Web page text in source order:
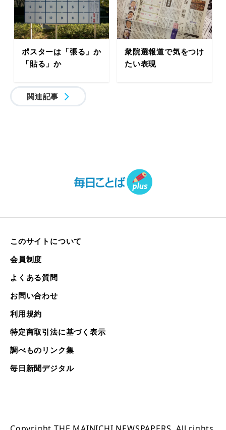
ポスターは「張る」か
「貼る」か
衆院選報道で気をつけ
たい表現
関連記事
このサイトについて
会員制度
よくある質問
お問い合わせ
利用規約
特定商取引法に基づく表示
調べものリンク集
毎日新聞デジタル